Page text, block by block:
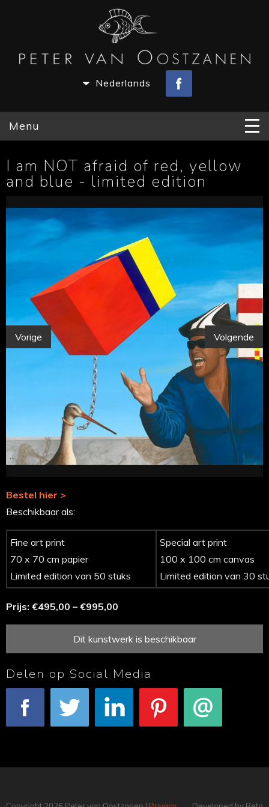
Nederlands
Menu
I am NOT afraid of red, yellow
and blue - limited edition
Vorige Volgende
Bestel hier >
Beschikbaar als:
Fine art print
70 x 70 cm papier
Limited edition van 50 stuks
Special art print
100 x 100 cm canvas
Limited edition van 30
Prijs: €495,00 – €995,00
Dit kunstwerk is beschikbaar
Delen op Social Media